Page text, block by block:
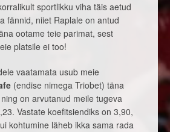
sportlikku viha täis aetud
fännid, niiet Raplale on antud
ootame teie parimat, sest
platsile ei too!
vaatamata usub meie
(endise nimega Triobet) täna
on arvutanud meile tugeva
Vastate koefitsiendiks on 3,90,
kohtumine läheb ikka sama rada